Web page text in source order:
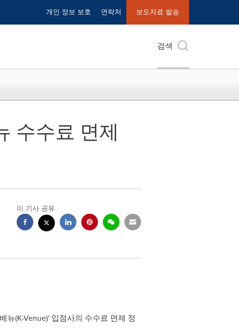
개인 정보 보호 연락처 보도자료 발송
검색
수수료 면제
이 기사 공유
뉴(K-Venue)' 입점사의 수수료 면제 정